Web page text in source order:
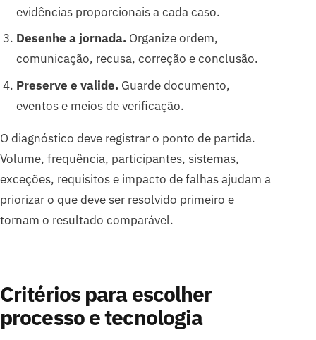
evidências proporcionais a cada caso.
Desenhe a jornada. Organize ordem,
comunicação, recusa, correção e conclusão.
Preserve e valide. Guarde documento,
eventos e meios de verificação.
O diagnóstico deve registrar o ponto de partida.
Volume, frequência, participantes, sistemas,
exceções, requisitos e impacto de falhas ajudam a
priorizar o que deve ser resolvido primeiro e
tornam o resultado comparável.
Critérios para escolher
processo e tecnologia